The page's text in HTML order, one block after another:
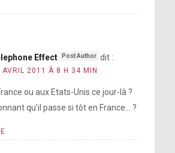
Effect dit :
AVRIL 2011 À 8 H 34 MIN
ou aux Etats-Unis ce jour-là ?
qu’il passe si tôt en France… ?